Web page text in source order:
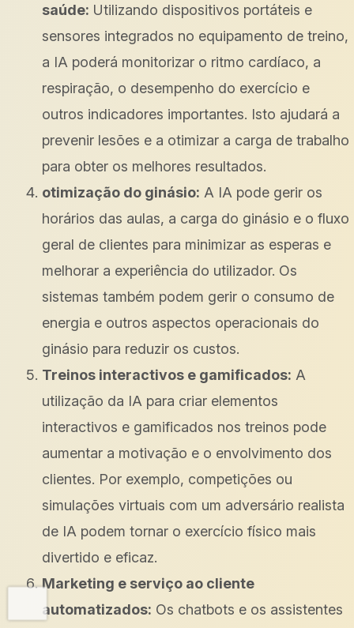
saúde: Utilizando dispositivos portáteis e
sensores integrados no equipamento de treino,
a IA poderá monitorizar o ritmo cardíaco, a
respiração, o desempenho do exercício e
outros indicadores importantes. Isto ajudará a
prevenir lesões e a otimizar a carga de trabalho
para obter os melhores resultados.
otimização do ginásio: A IA pode gerir os
horários das aulas, a carga do ginásio e o fluxo
geral de clientes para minimizar as esperas e
melhorar a experiência do utilizador. Os
sistemas também podem gerir o consumo de
energia e outros aspectos operacionais do
ginásio para reduzir os custos.
Treinos interactivos e gamificados: A
utilização da IA para criar elementos
interactivos e gamificados nos treinos pode
aumentar a motivação e o envolvimento dos
clientes. Por exemplo, competições ou
simulações virtuais com um adversário realista
de IA podem tornar o exercício físico mais
divertido e eficaz.
Marketing e serviço ao cliente
automatizados: Os chatbots e os assistentes